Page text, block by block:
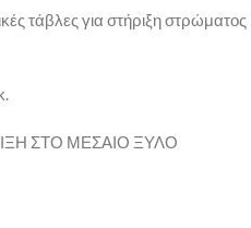
τάβλες για στήριξη στρώματος
ΣΤΟ ΜΕΣΑΙΟ ΞΥΛΟ